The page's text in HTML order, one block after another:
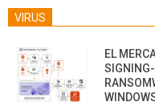
VIRUS
EL